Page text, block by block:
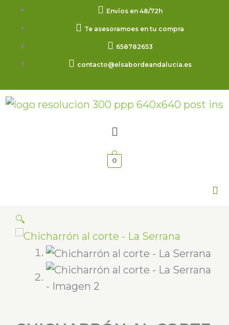
Envíos en 48/72h
Te asesoramoes en tu compra
658782653
contacto@elsabordeandalucia.es
Menú
0
🔍